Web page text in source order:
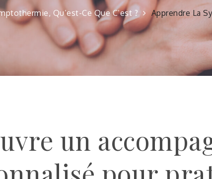
Qu’est-Ce Que C’est ? Apprendre La
un